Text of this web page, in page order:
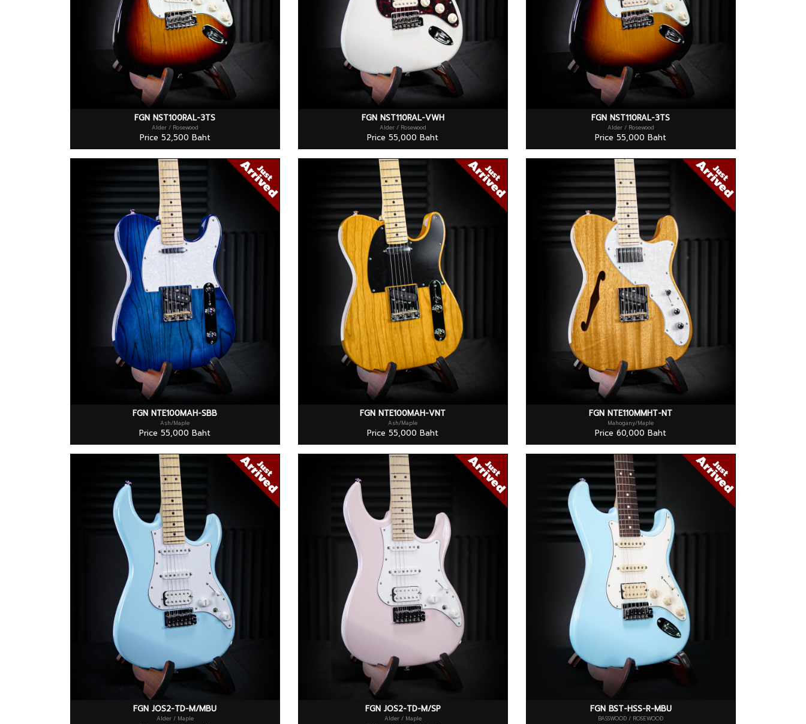
FGN NST100RAL-3TS
Alder / Rosewood
Price 52,500 Baht
FGN NST110RAL-VWH
Alder / Rosewood
Price 55,000 Baht
FGN NST110RAL-3TS
Alder / Rosewood
Price 55,000 Baht
FGN NTE100MAH-SBB
Ash/Maple
Price 55,000 Baht
FGN NTE100MAH-VNT
Ash/Maple
Price 55,000 Baht
FGN NTE110MMHT-NT
Mahogany/Maple
Price 60,000 Baht
FGN JOS2-TD-M/MBU
Alder / Maple
FGN JOS2-TD-M/SP
Alder / Maple
FGN BST-HSS-R-MBU
BASSWOOD / ROSEWOOD